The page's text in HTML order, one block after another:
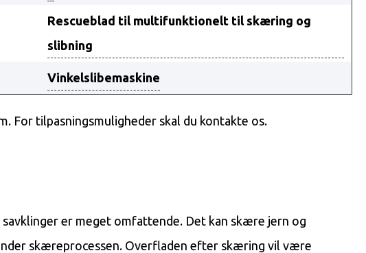
Rescueblad til multifunktionelt til skæring og
slibning
Vinkelslibemaskine
For tilpasningsmuligheder skal du kontakte os.
er meget omfattende. Det kan skære jern og
skæreprocessen. Overfladen efter skæring vil være